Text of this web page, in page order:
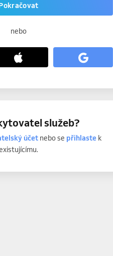
nebo
služeb?
účetnebo se přihlastek